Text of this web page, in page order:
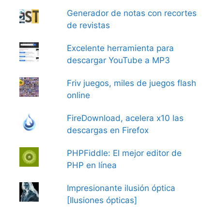
Generador de notas con recortes
de revistas
Excelente herramienta para
descargar YouTube a MP3
Friv juegos, miles de juegos flash
online
FireDownload, acelera x10 las
descargas en Firefox
PHPFiddle: El mejor editor de
PHP en línea
Impresionante ilusión óptica
[Ilusiones ópticas]